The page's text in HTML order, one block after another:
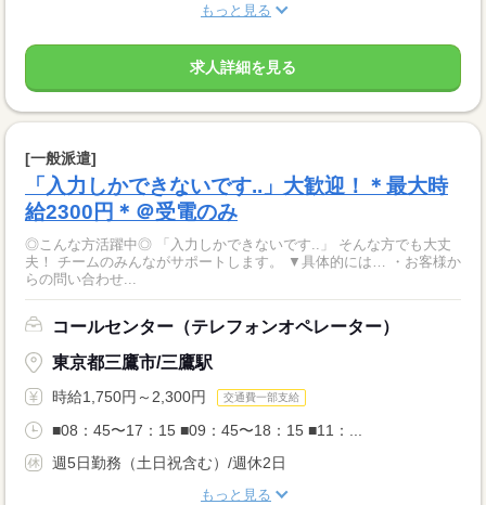
もっと見る
求人詳細を見る
[一般派遣]
「入力しかできないです..」大歓迎！＊最大時
給2300円＊＠受電のみ
◎こんな方活躍中◎ 「入力しかできないです..」 そんな方でも大丈
夫！ チームのみんながサポートします。 ▼具体的には… ・お客様か
らの問い合わせ...
コールセンター（テレフォンオペレーター）
東京都三鷹市/三鷹駅
時給1,750円～2,300円 交通費一部支給
■08：45〜17：15 ■09：45〜18：15 ■11：...
週5日勤務（土日祝含む）/週休2日
もっと見る